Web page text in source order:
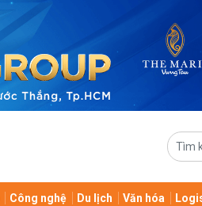
Công nghệ Du lịch Văn hóa